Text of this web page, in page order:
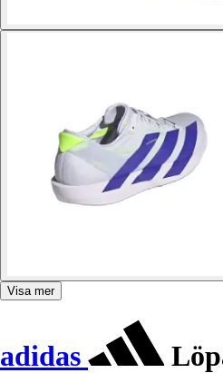
Visa mer
adidas